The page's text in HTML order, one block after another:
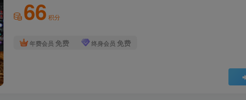
66 积分
年费会员 免费 终身会员 免费